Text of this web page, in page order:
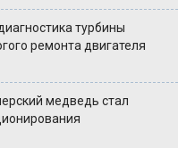
турбины
ремонта двигателя
медведь стал